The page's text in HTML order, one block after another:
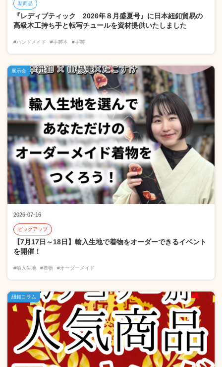
新商品
『レディブティック 2026年８月盛夏号』に日本紐釦貿易の
高級木工持ち手と転写チュールを資材提供いたしました
#ハンドメイド #手芸本 #手芸
2026-07-16
ピックアップ
【7月17日～18日】輸入生地で着物をオーダーできるイベント
を開催！
#輸入生地 #着物 #オーダーメイド
展示会
紐釦コラム